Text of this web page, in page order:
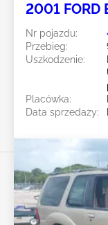
2001 FORD
Nr pojazdu:
Przebieg:
Uszkodzenie:
Placówka:
Data sprzedaży: